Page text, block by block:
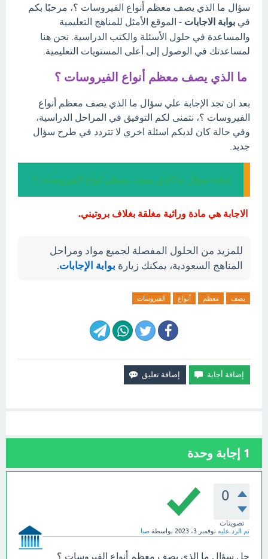
سؤال ما الذي يصف معظم أنواع الفيروسات ؟، مرحبًا بكم
في بوابة الاجابات - الموقع الأمثل للمناهج التعليمية
والمساعدة في حلول الأسئلة والكتب الدراسية. نحن هنا
لمساعدتك في الوصول إلى أعلى المستويات التعليمية.
ما الذي يصف معظم أنواع الفيروسات ؟
بعد ان تجد الإجابة علي سؤال ما الذي يصف معظم أنواع
الفيروسات ؟، نتمنى لكم التوفيق في المراحل الدراسية،
وفي حالة كان لديكم اسئلة اخري لا تتردد في طرح سؤال
جديد.
إجابة سؤال ما الذي يصف معظم أنواع الفيروسات ؟
الاجابة هي مادة وراثية مغلقة بغلاف بروتيني.
للمزيد من الحلول المفصلة لجميع مواد ومراحل
المناهج السعودية، يمكنك زيارة بوابة الإجابات.
يصف معظم أنواع الفيروسات
1 إجابة وحدة
0
تصويتات
تم الرد عليه نوفمبر 3، 2023 بواسطة صبا
حل سؤال ما الذي يصف معظم أنواع الفيروسات ؟